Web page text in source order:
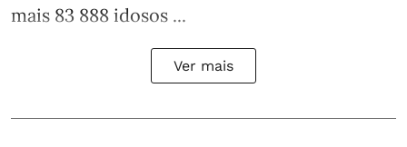
mais 83 888 idosos ...
Ver mais